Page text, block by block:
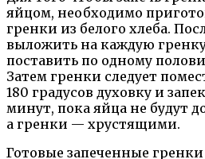
яйцом, необходимо
гренки из белого хлеба.
выложить на каждую
поставить по одному
Затем гренки следует
180 градусов духовку и
минут, пока яйца не будут
а гренки — хрустящими.
Готовые запеченные